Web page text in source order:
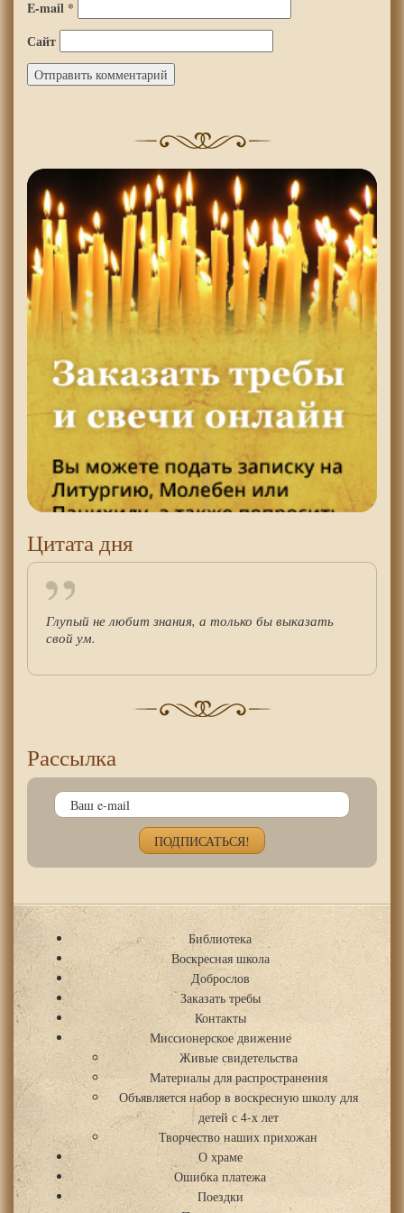
E-mail *
Сайт
Цитата дня
Глупый не любит знания, а только бы выказать
свой ум.
Рассылка
Библиотека
Воскресная школа
Доброслов
Заказать требы
Контакты
Миссионерское движение
Живые свидетельства
Материалы для распространения
Объявляется набор в воскресную школу для
детей с 4-х лет
Творчество наших прихожан
О храме
Ошибка платежа
Поездки